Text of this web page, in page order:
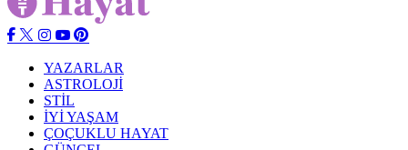
YAZARLAR
ASTROLOJİ
STİL
İYİ YAŞAM
ÇOÇUKLU HAYAT